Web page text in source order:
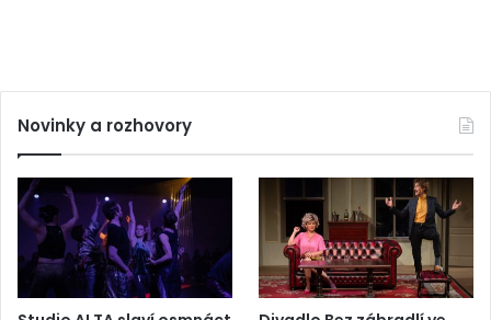
Novinky a rozhovory